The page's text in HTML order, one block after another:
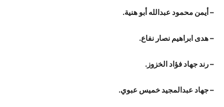
– أيمن محمود عبدالله أبو هنية.
– هدى ابراهيم نصار نفاع.
– رند جهاد فؤاد الخزوز.
– جهاد عبدالمجيد خميس عبوي.